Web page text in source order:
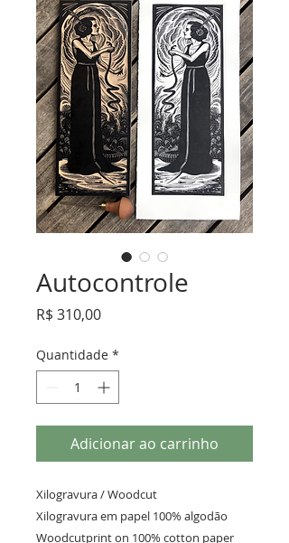
Autocontrole
R$ 310,00Preço
Quantidade *
Adicionar ao carrinho
Xilogravura / Woodcut
Xilogravura em papel 100% algodão
Woodcutprint on 100% cotton paper